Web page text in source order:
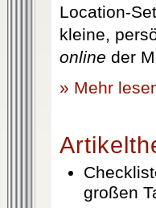
Location-
kleine,
online der
» Mehr
großen